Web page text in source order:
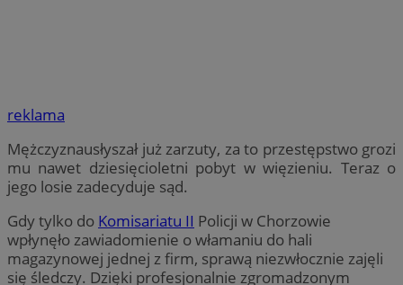
reklama
Mężczyznausłyszał już zarzuty, za to przestępstwo grozi
mu nawet dziesięcioletni pobyt w więzieniu. Teraz o
jego losie zadecyduje sąd.
Gdy tylko do Komisariatu II Policji w Chorzowie
wpłynęło zawiadomienie o włamaniu do hali
magazynowej jednej z firm, sprawą niezwłocznie zajęli
się śledczy. Dzięki profesjonalnie zgromadzonym